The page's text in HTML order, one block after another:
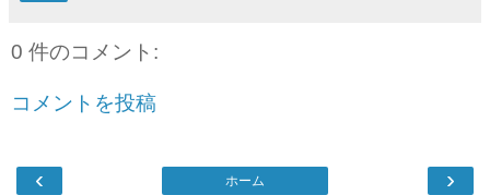
0 件のコメント:
コメントを投稿
‹ ›
ホーム